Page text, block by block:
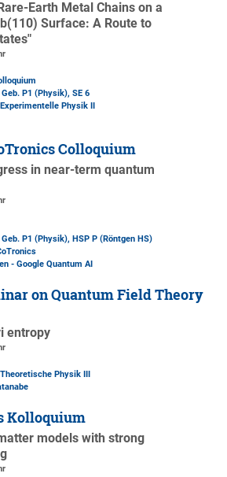
Earth Metal Chains on a
Surface: A Route to
P1 (Physik), SE 6
Physik II
Colloquium
in near-term quantum
Geb. P1 (Physik), HSP P (Röntgen HS)
- Google Quantum AI
on Quantum Field Theory
entropy
Physik III
Kolloquium
models with strong